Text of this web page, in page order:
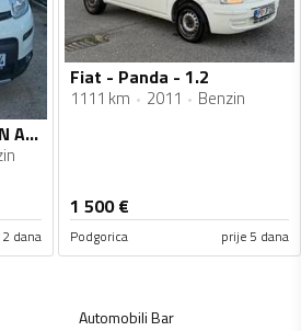
Fiat - Panda - 0.9 TWIN AIR 4X4
dana
Fiat - Panda - 1.2
1111 km 2011 Benzin
1 500€
Podgorica prije 5 dana
AutomobiliBar